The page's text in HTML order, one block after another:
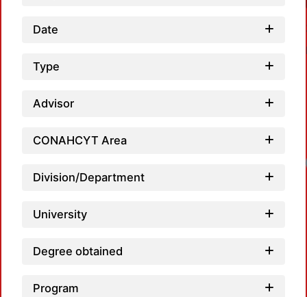
Date
Type
Advisor
CONAHCYT Area
Division/Department
University
Degree obtained
Program